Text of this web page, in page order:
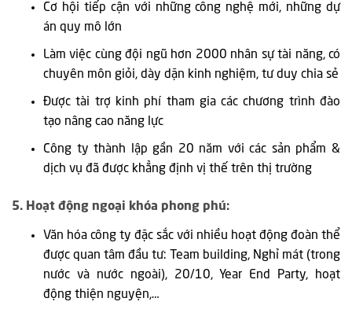
Cơ hội tiếp cận với những công nghệ mới, những dự
án quy mô lớn
Làm việc cùng đội ngũ hơn 2000 nhân sự tài năng, có
chuyên môn giỏi, dày dặn kinh nghiệm, tư duy chia sẻ
Được tài trợ kinh phí tham gia các chương trình đào
tạo nâng cao năng lực
Công ty thành lập gần 20 năm với các sản phẩm &
dịch vụ đã được khẳng định vị thế trên thị trường
5. Hoạt động ngoại khóa phong phú:
Văn hóa công ty đặc sắc với nhiều hoạt động đoàn thể
được quan tâm đầu tư: Team building, Nghỉ mát (trong
nước và nước ngoài), 20/10, Year End Party, hoạt
động thiện nguyện,…